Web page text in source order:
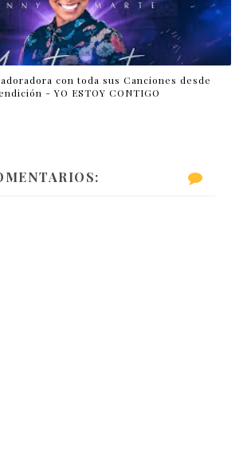
con toda sus Canciones desde
- YO ESTOY CONTIGO